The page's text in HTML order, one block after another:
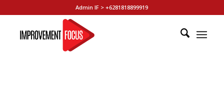
Admin IF > +6281818899919